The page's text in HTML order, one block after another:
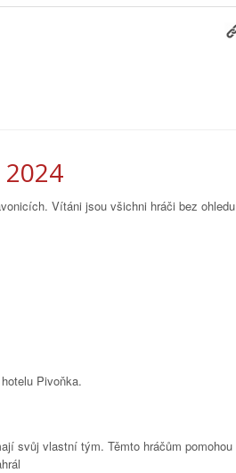
Vítáni jsou všichni hráči bez ohledu
Pivoňka.
svůj vlastní tým. Těmto hráčům pomohou